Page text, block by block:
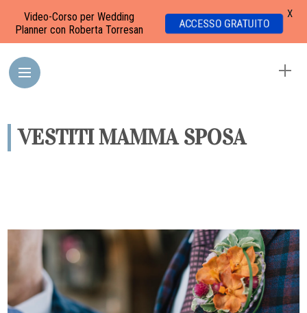
VESTITI MAMMA SPOSA
Video-Corso per Wedding
Planner con Roberta Torresan
ACCESSO GRATUITO
X